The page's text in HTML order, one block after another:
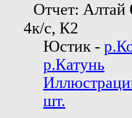
Отчет: Алтай
4к/с, К2
Юстик -
р.Катунь
шт.